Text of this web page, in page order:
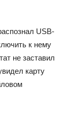
USB-
к нему
не заставил
карту